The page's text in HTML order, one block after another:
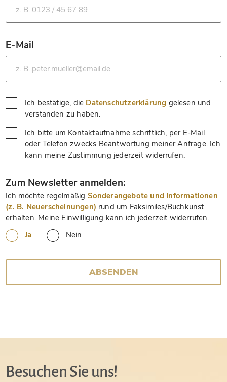
E-Mail
*
Ich bestätige, die Datenschutzerklärung gelesen und
verstanden zu haben.
Ich bitte um Kontaktaufnahme schriftlich, per E-Mail
oder Telefon zwecks Beantwortung meiner Anfrage. Ich
kann meine Zustimmung jederzeit widerrufen.
Zum Newsletter anmelden:
Ich möchte regelmäßig Sonderangebote und Informationen
(z. B. Neuerscheinungen) rund um Faksimiles/Buchkunst
erhalten. Meine Einwilligung kann ich jederzeit widerrufen.
Ja
Nein
ABSENDEN
Besuchen Sie uns!